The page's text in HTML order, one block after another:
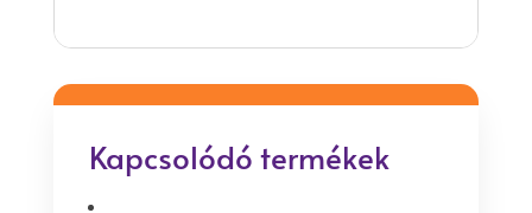
Kapcsolódó termékek